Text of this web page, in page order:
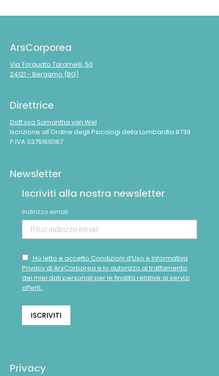
ArsCorporea
Via Torquato Taramelli, 50
24121 - Bergamo (BG)
Direttrice
Dott.ssa Samantha van Wel
Iscrizione all'Ordine degli Psicologi della Lombardia 8739
P.IVA 03751610167
Newsletter
Iscriviti alla nostra newsletter
Indirizzo email:
Ho letto e accetto Condizioni d’Uso e Informativa
Privacy di ArsCorporea e lo autorizzo al trattamento
dei miei dati personali per le finalità relative ai servizi
offerti..
Privacy